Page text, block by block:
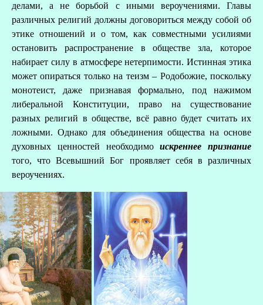
делами, а не борьбой с иными вероучениями. Главы
различных религий должны договориться между собой об
этике отношений и о том, как совместными усилиями
остановить распространение в обществе зла, которое
набирает силу в атмосфере нетерпимости. Истинная этика
может опираться только на теизм – Родобожие, поскольку
монотеист, даже признавая формально, под нажимом
либеральной Конституции, право на существование
разных религий в обществе, всё равно будет считать их
ложными. Однако для объединения общества на основе
духовных ценностей необходимоискреннее признание
того, что Всевышний Бог проявляет себя в различных
вероучениях.